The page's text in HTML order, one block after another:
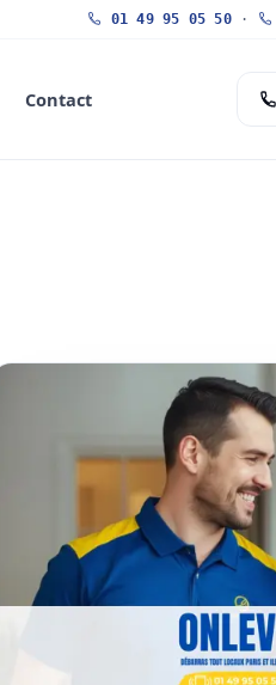
01 49 95 05 50·
Contact